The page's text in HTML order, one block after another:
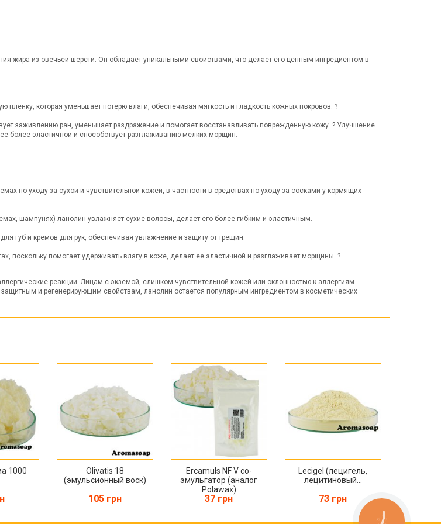
жира из овечьей шерсти. Он обладает уникальными свойствами, что делает его ценным ингредиентом в
которая уменьшает потерю влаги, обеспечивая мягкость и гладкость кожных покровов. ?
заживлению ран, уменьшает раздражение и помогает восстанавливать поврежденную кожу. ? Улучшение
более эластичной и способствует разглаживанию мелких морщин.
по уходу за сухой и чувствительной кожей, в частности в средствах по уходу за сосками у кормящих
шампунях) ланолин увлажняет сухие волосы, делает его более гибким и эластичным.
губ и кремов для рук, обеспечивая увлажнение и защиту от трещин.
поскольку помогает удерживать влагу в коже, делает ее эластичной и разглаживает морщины. ?
реакции. Лицам с экземой, слишком чувствительной кожей или склонностью к аллергиям
и регенерирующим свойствам, ланолин остается популярным ингредиентом в косметических
1000
Olivatis 18
(эмульсионный воск)
105 грн
Ercamuls NF V со-
эмульгатор (аналог
Polawax)
37 грн
Lecigel (лецигель,
лецитиновый...
73 грн
КНОПКА